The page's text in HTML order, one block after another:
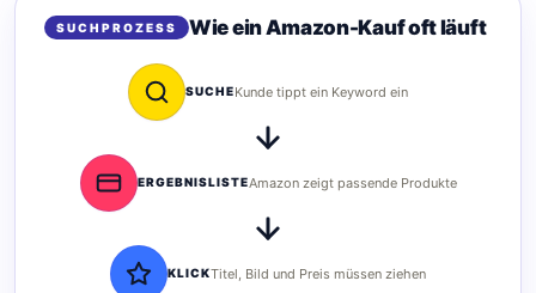
SUCHPROZESS Wie ein Amazon-Kauf oft läuft
SUCHEKunde tippt ein Keyword ein
ERGEBNISLISTEAmazon zeigt passende Produkte
KLICKTitel, Bild und Preis müssen ziehen